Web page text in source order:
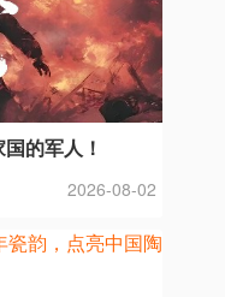
的军人！
2026-08-02